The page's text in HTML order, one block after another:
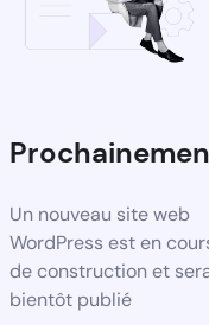
Un nouveau site web
WordPress est en
de construction et
bientôt publié